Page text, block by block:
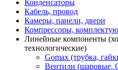
Конденсаторы
Кабель, провод
Камеры, панели, двери
Компрессоры,
Линейные компоненты
технологические)
Gomax (трубка,
Вентили (шаровые,